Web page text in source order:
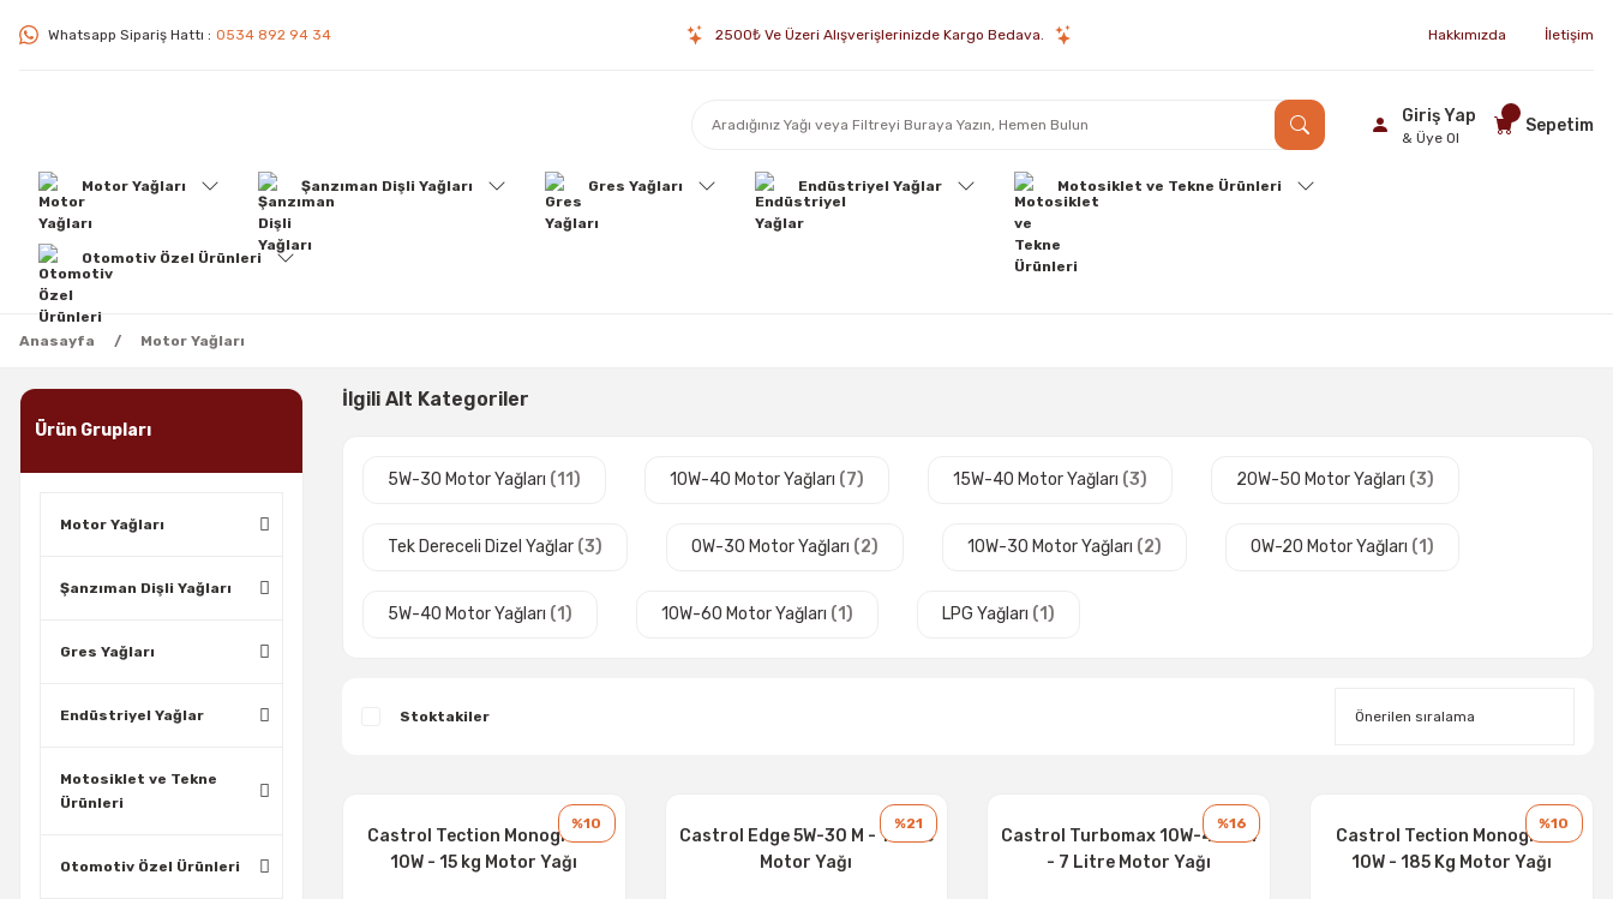
Whatsapp Sipariş Hattı : 0534 892 94 34 2500₺ Ve Üzeri Alışverişlerinizde Kargo Bedava. Hakkımızda İletişim
Giriş Yap
& Üye Ol
Sepetim
Motor Yağları Şanzıman Dişli Yağları Gres Yağları Endüstriyel Yağlar Motosiklet ve Tekne Ürünleri
Otomotiv Özel Ürünleri
Anasayfa Motor Yağları
Ürün Grupları
Motor Yağları
Şanzıman Dişli Yağları
Gres Yağları
Endüstriyel Yağlar
Motosiklet ve Tekne
Ürünleri
Otomotiv Özel Ürünleri
İlgili Alt Kategoriler
5W-30 Motor Yağları (11) 10W-40 Motor Yağları (7) 15W-40 Motor Yağları (3) 20W-50 Motor Yağları (3)
Tek Dereceli Dizel Yağlar (3) 0W-30 Motor Yağları (2) 10W-30 Motor Yağları (2) 0W-20 Motor Yağları (1)
5W-40 Motor Yağları (1) 10W-60 Motor Yağları (1) LPG Yağları (1)
Stoktakiler
%10
Castrol Tection Monograde
10W - 15 kg Motor Yağı
%21
Castrol Edge 5W-30 M - 1 Litre
Motor Yağı
%16
Castrol Turbomax 10W-40 CI4
- 7 Litre Motor Yağı
%10
Castrol Tection Monograde
10W - 185 Kg Motor Yağı